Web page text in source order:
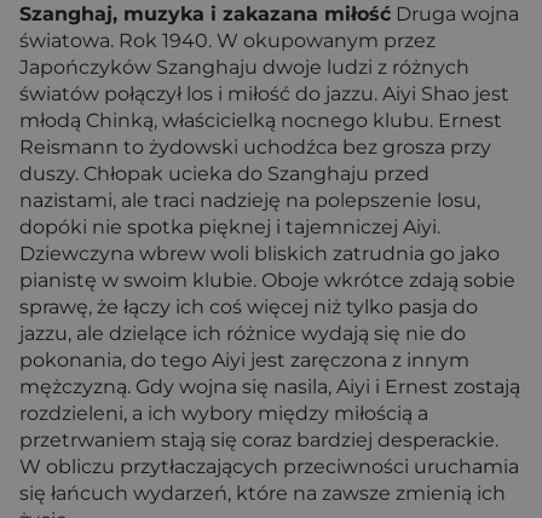
Szanghaj, muzyka i zakazana miłość Druga wojna
światowa. Rok 1940. W okupowanym przez
Japończyków Szanghaju dwoje ludzi z różnych
światów połączył los i miłość do jazzu. Aiyi Shao jest
młodą Chinką, właścicielką nocnego klubu. Ernest
Reismann to żydowski uchodźca bez grosza przy
duszy. Chłopak ucieka do Szanghaju przed
nazistami, ale traci nadzieję na polepszenie losu,
dopóki nie spotka pięknej i tajemniczej Aiyi.
Dziewczyna wbrew woli bliskich zatrudnia go jako
pianistę w swoim klubie. Oboje wkrótce zdają sobie
sprawę, że łączy ich coś więcej niż tylko pasja do
jazzu, ale dzielące ich różnice wydają się nie do
pokonania, do tego Aiyi jest zaręczona z innym
mężczyzną. Gdy wojna się nasila, Aiyi i Ernest zostają
rozdzieleni, a ich wybory między miłością a
przetrwaniem stają się coraz bardziej desperackie.
W obliczu przytłaczających przeciwności uruchamia
się łańcuch wydarzeń, które na zawsze zmienią ich